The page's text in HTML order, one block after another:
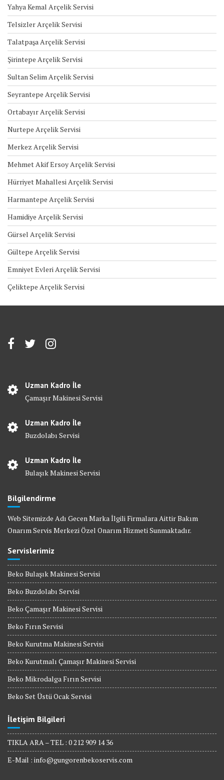
Yahya Kemal Arçelik Servisi
Telsizler Arçelik Servisi
Talatpaşa Arçelik Servisi
Şirintepe Arçelik Servisi
Sultan Selim Arçelik Servisi
Seyrantepe Arçelik Servisi
Ortabayır Arçelik Servisi
Nurtepe Arçelik Servisi
Merkez Arçelik Servisi
Mehmet Akif Ersoy Arçelik Servisi
Hürriyet Mahallesi Arçelik Servisi
Harmantepe Arçelik Servisi
Hamidiye Arçelik Servisi
Gürsel Arçelik Servisi
Gültepe Arçelik Servisi
Emniyet Evleri Arçelik Servisi
Çeliktepe Arçelik Servisi
Uzman Kadro İle
Çamaşır Makinesi Servisi
Uzman Kadro İle
Buzdolabı Servisi
Uzman Kadro İle
Bulaşık Makinesi Servisi
Bilgilendirme
Web Sitemizde Adı Gecen Marka İlgili Firmalara Aittir Bakım
Onarım Servis Merkezi Özel Onarım Hizmeti Sunmaktadır.
Servislerimiz
Beko Bulaşık Makinesi Servisi
Beko Buzdolabı Servisi
Beko Çamaşır Makinesi Servisi
Beko Fırın Servisi
Beko Kurutma Makinesi Servisi
Beko Kurutmalı Çamaşır Makinesi Servisi
Beko Mikrodalga Fırın Servisi
Beko Set Üstü Ocak Servisi
İletişim Bilgileri
TIKLA ARA – TEL : 0 212 909 14 36
E-Mail : info@gungorenbekoservis.com